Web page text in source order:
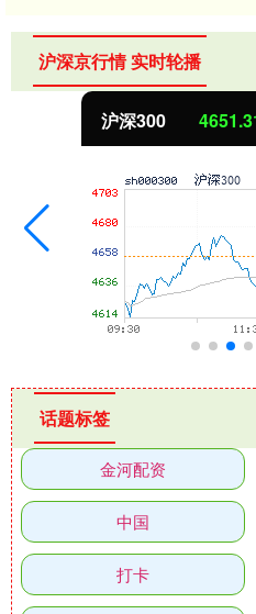
沪深京行情 实时轮播
北证50
话题标签
金河配资
中国
打卡